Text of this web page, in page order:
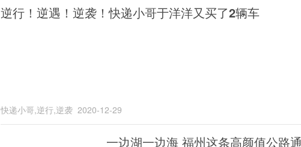
逆行！逆遇！逆袭！快递小哥于洋洋又买了2辆车
快递小哥,逆行,逆袭 2020-12-29
一边湖一边海 福州这条高颜值公路